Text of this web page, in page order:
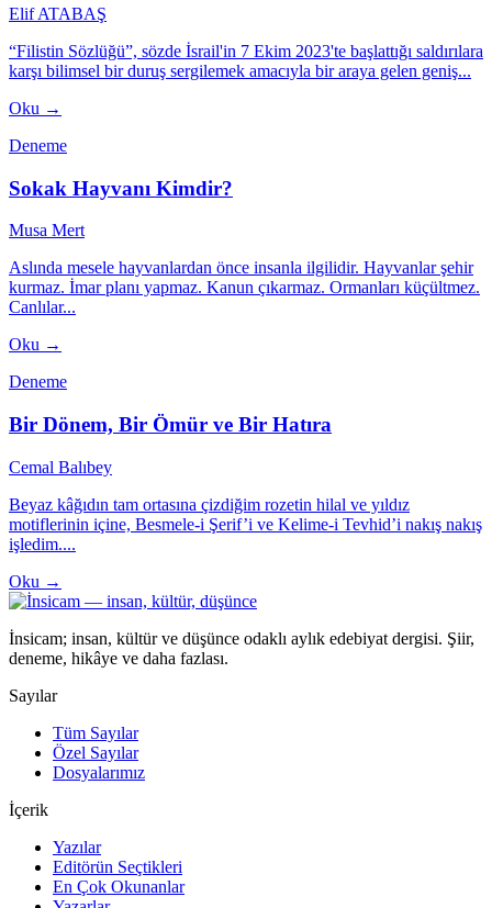
Elif ATABAŞ
“Filistin Sözlüğü”, sözde İsrail'in 7 Ekim 2023'te başlattığı saldırılara
karşı bilimsel bir duruş sergilemek amacıyla bir araya gelen geniş...
Oku →
Deneme
Sokak Hayvanı Kimdir?
Musa Mert
Aslında mesele hayvanlardan önce insanla ilgilidir. Hayvanlar şehir
kurmaz. İmar planı yapmaz. Kanun çıkarmaz. Ormanları küçültmez.
Canlılar...
Oku →
Deneme
Bir Dönem, Bir Ömür ve Bir Hatıra
Cemal Balıbey
Beyaz kâğıdın tam ortasına çizdiğim rozetin hilal ve yıldız
motiflerinin içine, Besmele-i Şerif’i ve Kelime-i Tevhid’i nakış nakış
işledim....
Oku →
İnsicam; insan, kültür ve düşünce odaklı aylık edebiyat dergisi. Şiir,
deneme, hikâye ve daha fazlası.
Sayılar
Tüm Sayılar
Özel Sayılar
Dosyalarımız
İçerik
Yazılar
Editörün Seçtikleri
En Çok Okunanlar